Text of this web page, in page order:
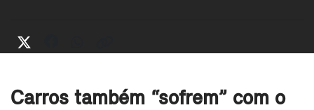
Carros também “sofrem” com o